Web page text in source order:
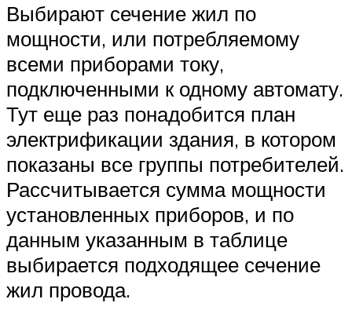
Выбирают сечение жил по
мощности, или потребляемому
всеми приборами току,
подключенными к одному автомату.
Тут еще раз понадобится план
электрификации здания, в котором
показаны все группы потребителей.
Рассчитывается сумма мощности
установленных приборов, и по
данным указанным в таблице
выбирается подходящее сечение
жил провода.